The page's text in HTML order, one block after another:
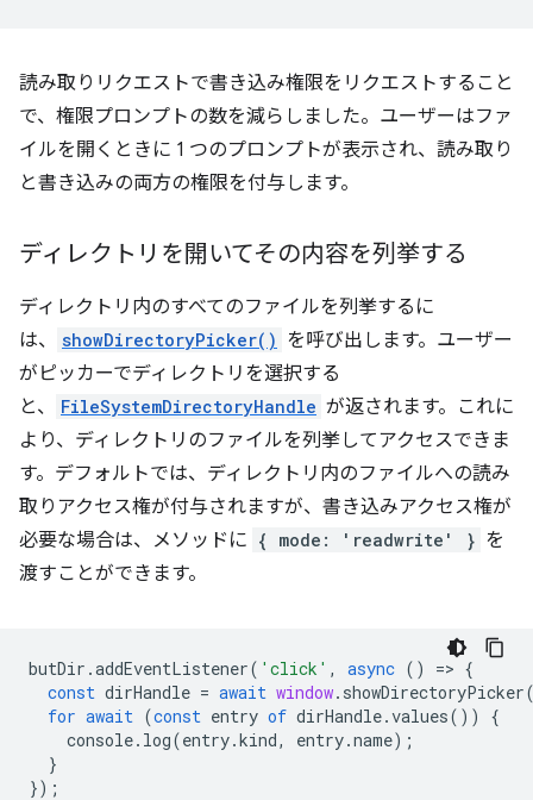
読み取りリクエストで書き込み権限をリクエストすること
で、権限プロンプトの数を減らしました。ユーザーはファ
イルを開くときに 1 つのプロンプトが表示され、読み取り
と書き込みの両方の権限を付与します。
ディレクトリを開いてその内容を列挙する
ディレクトリ内のすべてのファイルを列挙するに
は、
showDirectoryPicker() を呼び出します。ユーザー
がピッカーでディレクトリを選択する
と、
FileSystemDirectoryHandle が返されます。これに
より、ディレクトリのファイルを列挙してアクセスできま
す。デフォルトでは、ディレクトリ内のファイルへの読み
取りアクセス権が付与されますが、書き込みアクセス権が
必要な場合は、メソッドに { mode: 'readwrite' } を
渡すことができます。
butDir .addEventListener( 'click' , async () => {
const dirHandle = await window. showDirectoryPicker
for await (const entry of dirHandle.values())
{
console. log(entry.kind, entry.name);
}
});